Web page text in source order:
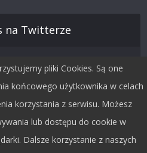
na Twitterze
pliki Cookies. Są one
końcowego użytkownika w celach
korzystania z serwisu. Możesz
lub dostępu do cookie w
Dalsze korzystanie z naszych